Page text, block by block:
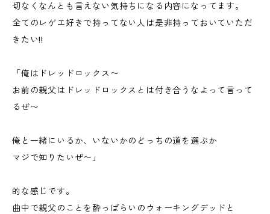
切なくなんとも言えない気持ちになる内容になってます。
全てのレゲエ好きで持ってない人は是非持っておいていただ
きたい!!
「俺はドレッドロックス〜
お前の親父はドレッドロックスとは付き合うなよって言って
るぜ〜
俺と一緒にいるか、いないかのどっちの道を選ぶか
マジで知りたいぜ〜」
的な感じです。
曲中で親父のことを酔っぱらいのウォーキングデッドと